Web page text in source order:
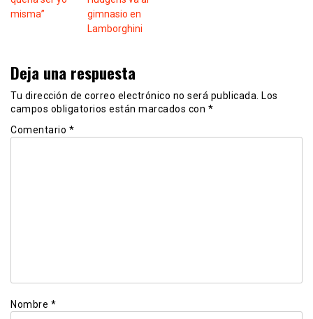
misma”
gimnasio en
Lamborghini
Deja una respuesta
Tu dirección de correo electrónico no será publicada.
Los
campos obligatorios están marcados con *
Comentario *
Nombre *